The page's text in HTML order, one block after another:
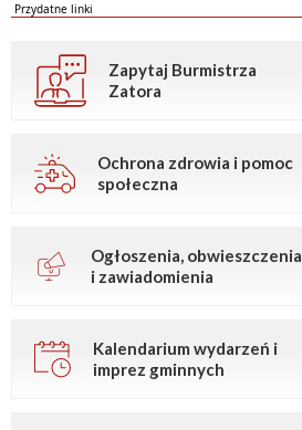
Przydatne linki
Zapytaj Burmistrza
Zatora
Ochrona zdrowia i pomoc
społeczna
Ogłoszenia, obwieszczenia
i zawiadomienia
Kalendarium wydarzeń i
imprez gminnych